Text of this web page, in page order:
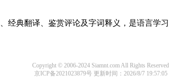
典翻译、鉴赏评论及字词释义，是语言学习
Copyright © 2006-2024 Siamnt.com All Rights Reserved
京ICP备2021023879号 更新时间：2026/8/7 19:57:05